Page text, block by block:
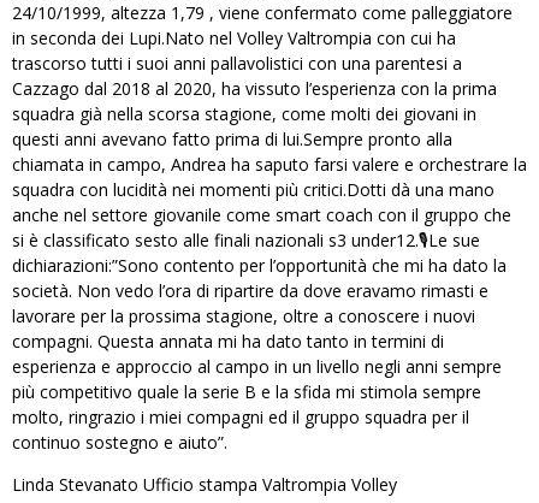
24/10/1999, altezza 1,79 , viene confermato come palleggiatore
in seconda dei Lupi.Nato nel Volley Valtrompia con cui ha
trascorso tutti i suoi anni pallavolistici con una parentesi a
Cazzago dal 2018 al 2020, ha vissuto l’esperienza con la prima
squadra già nella scorsa stagione, come molti dei giovani in
questi anni avevano fatto prima di lui.Sempre pronto alla
chiamata in campo, Andrea ha saputo farsi valere e orchestrare la
squadra con lucidità nei momenti più critici.Dotti dà una mano
anche nel settore giovanile come smart coach con il gruppo che
si è classificato sesto alle finali nazionali s3 under12.🎙Le sue
dichiarazioni:”Sono contento per l’opportunità che mi ha dato la
società. Non vedo l’ora di ripartire da dove eravamo rimasti e
lavorare per la prossima stagione, oltre a conoscere i nuovi
compagni. Questa annata mi ha dato tanto in termini di
esperienza e approccio al campo in un livello negli anni sempre
più competitivo quale la serie B e la sfida mi stimola sempre
molto, ringrazio i miei compagni ed il gruppo squadra per il
continuo sostegno e aiuto”.
Linda Stevanato Ufficio stampa Valtrompia Volley